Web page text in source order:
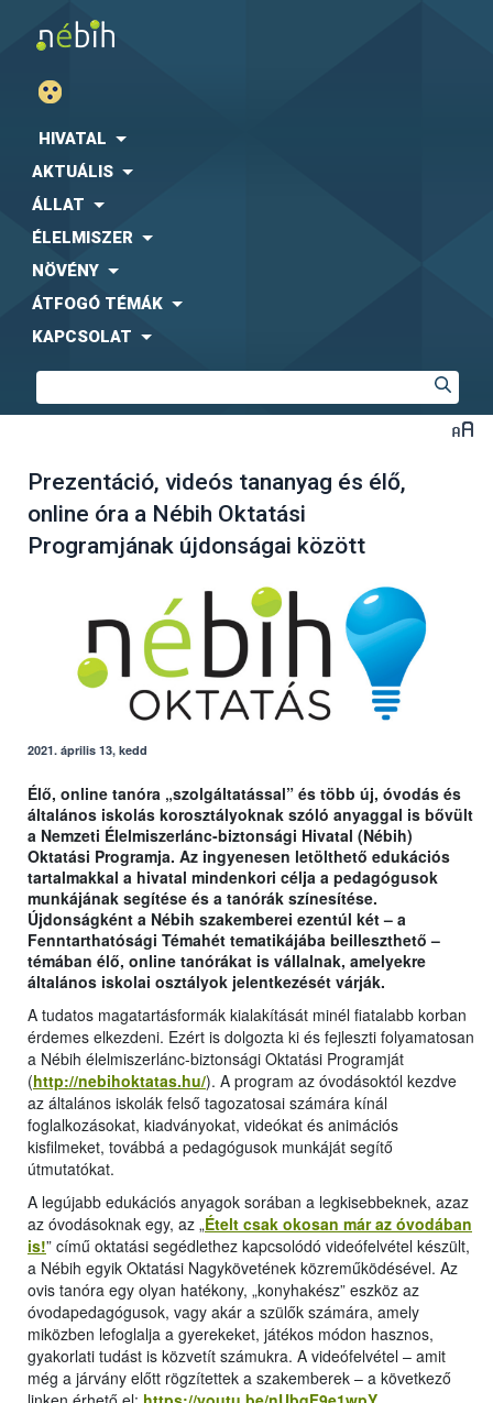
HIVATAL
AKTUÁLIS
ÁLLAT
ÉLELMISZER
NÖVÉNY
ÁTFOGÓ TÉMÁK
KAPCSOLAT
Prezentáció, videós tananyag és élő,
online óra a Nébih Oktatási
Programjának újdonságai között
2021. április 13, kedd
Élő, online tanóra „szolgáltatással” és több új, óvodás és
általános iskolás korosztályoknak szóló anyaggal is bővült
a Nemzeti Élelmiszerlánc-biztonsági Hivatal (Nébih)
Oktatási Programja. Az ingyenesen letölthető edukációs
tartalmakkal a hivatal mindenkori célja a pedagógusok
munkájának segítése és a tanórák színesítése.
Újdonságként a Nébih szakemberei ezentúl két – a
Fenntarthatósági Témahét tematikájába beilleszthető –
témában élő, online tanórákat is vállalnak, amelyekre
általános iskolai osztályok jelentkezését várják.
A tudatos magatartásformák kialakítását minél fiatalabb korban
érdemes elkezdeni. Ezért is dolgozta ki és fejleszti folyamatosan
a Nébih élelmiszerlánc-biztonsági Oktatási Programját
(http://nebihoktatas.hu/). A program az óvodásoktól kezdve
az általános iskolák felső tagozatosai számára kínál
foglalkozásokat, kiadványokat, videókat és animációs
kisfilmeket, továbbá a pedagógusok munkáját segítő
útmutatókat.
A legújabb edukációs anyagok sorában a legkisebbeknek, azaz
az óvodásoknak egy, az „Ételt csak okosan már az óvodában
is!” című oktatási segédlethez kapcsolódó videófelvétel készült,
a Nébih egyik Oktatási Nagykövetének közreműködésével. Az
ovis tanóra egy olyan hatékony, „konyhakész” eszköz az
óvodapedagógusok, vagy akár a szülők számára, amely
miközben lefoglalja a gyerekeket, játékos módon hasznos,
gyakorlati tudást is közvetít számukra. A videófelvétel – amit
még a járvány előtt rögzítettek a szakemberek – a következő